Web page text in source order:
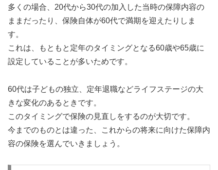
多くの場合、20代から30代の加入した当時の保障内容の
ままだったり、保険自体が60代で満期を迎えたりしま
す。
これは、もともと定年のタイミングとなる60歳や65歳に
設定していることが多いためです。
60代は子どもの独立、定年退職などライフステージの大
きな変化のあるときです。
このタイミングで保険の見直しをするのが大切です。
今までのものとは違った、これからの将来に向けた保障内
容の保険を選んでいきましょう。